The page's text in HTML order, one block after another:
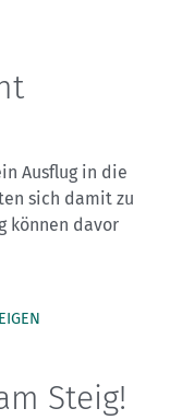
Ausflug in die
sich damit zu
können davor
Steig!